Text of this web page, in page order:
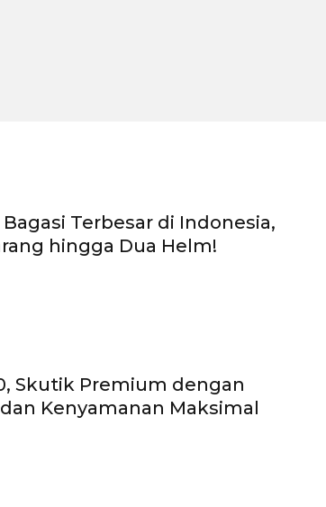
Terbesar di Indonesia,
hingga Dua Helm!
Skutik Premium dengan
Kenyamanan Maksimal